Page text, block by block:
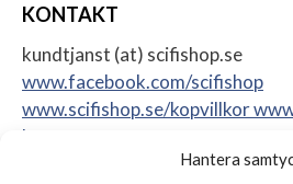
Hantera
KONTAKT
kundtjanst (at) scifishop.se
www.facebook.com/scifishop
www.scifishop.se/kopvillkor
konto